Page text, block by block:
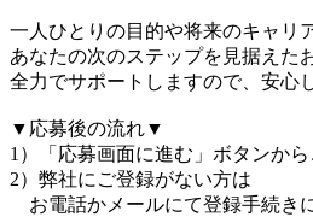
一人ひとりの目的や将来のキャリ
あなたの次のステップを見据えた
全力でサポートしますので、安心
▼応募後の流れ▼
1）「応募画面に進む」ボタンか
2）弊社にご登録がない方は
お電話かメールにて登録手続き